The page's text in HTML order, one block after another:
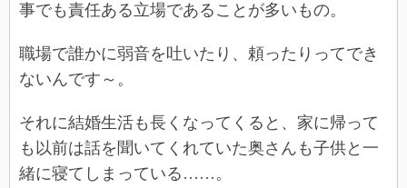
事でも責任ある立場であることが多いもの。
職場で誰かに弱音を吐いたり、頼ったりってでき
ないんです～。
それに結婚生活も長くなってくると、家に帰って
も以前は話を聞いてくれていた奥さんも子供と一
緒に寝てしまっている……。